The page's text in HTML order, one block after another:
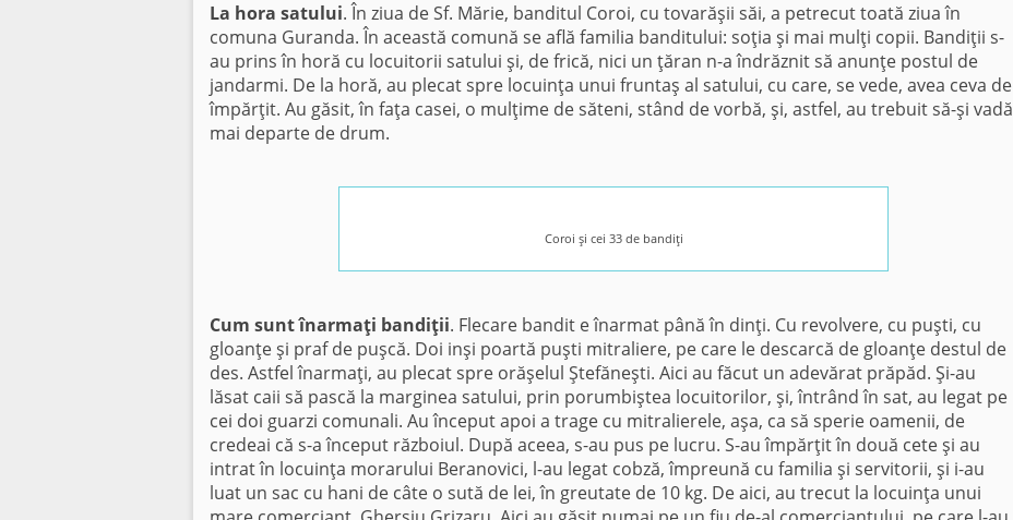
La hora satului. În ziua de Sf. Mărie, banditul Coroi, cu tovarăşii săi, a petrecut toată ziua în
comuna Guranda. În această comună se află familia banditului: soţia şi mai mulţi copii. Bandiţii s-
au prins în horă cu locuitorii satului şi, de frică, nici un ţăran n-a îndrăznit să anunţe postul de
jandarmi. De la horă, au plecat spre locuinţa unui fruntaş al satului, cu care, se vede, avea ceva de
împărţit. Au găsit, în faţa casei, o mulţime de săteni, stând de vorbă, şi, astfel, au trebuit să-şi vadă
mai departe de drum.
Coroi şi cei 33 de bandiţi
Cum sunt înarmaţi bandiţii. Flecare bandit e înarmat până în dinţi. Cu revolvere, cu puşti, cu
gloanţe şi praf de puşcă. Doi inşi poartă puşti mitraliere, pe care le descarcă de gloanţe destul de
des. Astfel înarmaţi, au plecat spre orăşelul Ştefăneşti. Aici au făcut un adevărat prăpăd. Şi-au
lăsat caii să pască la marginea satului, prin porumbiştea locuitorilor, şi, întrând în sat, au legat pe
cei doi guarzi comunali. Au început apoi a trage cu mitralierele, aşa, ca să sperie oamenii, de
credeai că s-a început războiul. După aceea, s-au pus pe lucru. S-au împărţit în două cete şi au
intrat în locuinţa morarului Beranovici, l-au legat cobză, împreună cu familia şi servitorii, şi i-au
luat un sac cu hani de câte o sută de lei, în greutate de 10 kg. De aici, au trecut la locuinţa unui